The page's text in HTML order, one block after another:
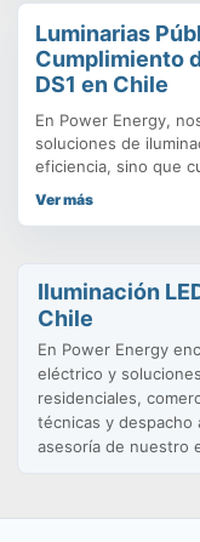
Luminarias
Cumplimiento
DS1 en Chile
En Power Energy,
soluciones de
eficiencia, sino que
vigente. Con la
garantizar proyectos
territorio nacional.
Ver más
Iluminación
Chile
En Power Energy
eléctrico y
residenciales,
técnicas y
asesoría de nuestro